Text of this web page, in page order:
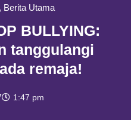
, Berita Utama
BULLYING:
tanggulangi
remaja!
1:47 pm